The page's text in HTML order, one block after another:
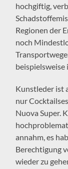
hochgiftig,
Regionen der
noch
beispielsweise
Kunstleder ist
nur
Nuova Super.
annahm, es
Berechtigung
wieder zu